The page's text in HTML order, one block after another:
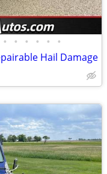
• • • • • •
Hail Damage